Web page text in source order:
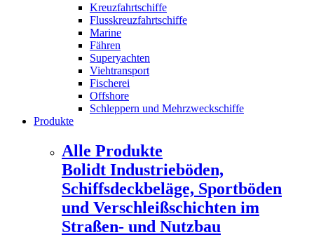
Kreuzfahrtschiffe
Flusskreuzfahrtschiffe
Marine
Fähren
Superyachten
Viehtransport
Fischerei
Offshore
Schleppern und Mehrzweckschiffe
Produkte
Alle Produkte
Bolidt Industrieböden,
Schiffsdeckbeläge, Sportböden
und Verschleißschichten im
Straßen- und Nutzbau